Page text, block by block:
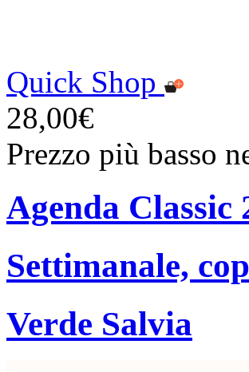
Quick Shop
28,00€
Prezzo più basso
Agenda Classic
Settimanale,
Verde Salvia